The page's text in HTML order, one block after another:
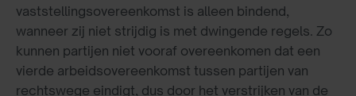
vaststellingsovereenkomst is alleen bindend,
wanneer zij niet strijdig is met dwingende regels. Zo
kunnen partijen niet vooraf overeenkomen dat een
vierde arbeidsovereenkomst tussen partijen van
rechtswege eindigt, dus door het verstrijken van de